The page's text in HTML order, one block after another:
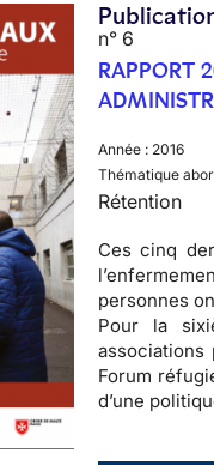
n° 6
RAPPORT
Année : 2016
Thématique
Rétention
Ces cinq
personnes
Pour la
associations
Forum
d’une